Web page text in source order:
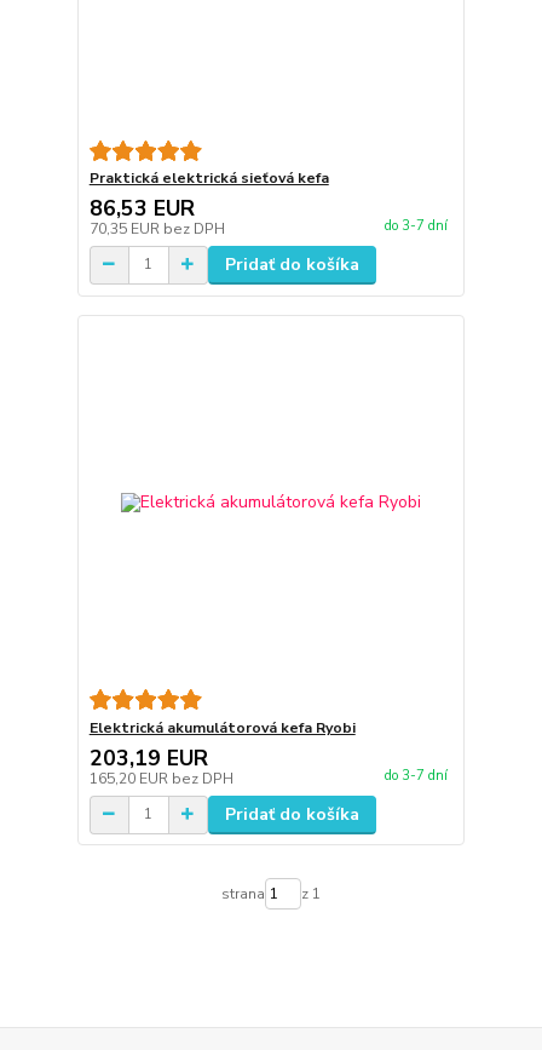
Praktická elektrická sieťová kefa
86,53 EUR
70,35 EUR bez DPH do 3-7 dní
Pridať do košíka
Elektrická akumulátorová kefa Ryobi
203,19 EUR
165,20 EUR bez DPH do 3-7 dní
Pridať do košíka
strana z 1